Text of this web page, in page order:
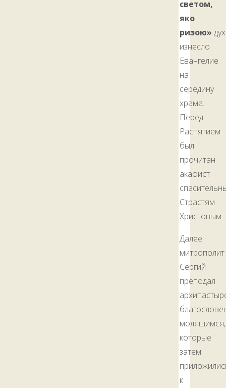
светом,
яко
ризою»
изнесло
Евангелие
на
середину
храма.
Перед
Распятием
был
прочитан
акафист
Страстям
Христовым.
Далее
митрополит
Сергий
преподал
молящимся,
которые
затем
к